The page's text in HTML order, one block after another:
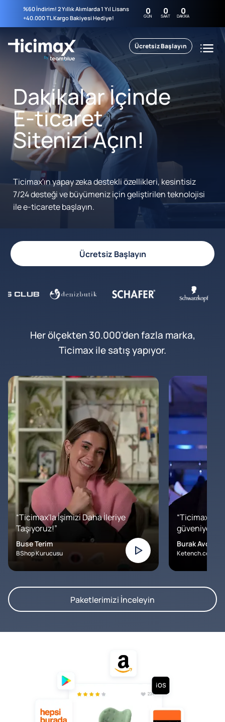
%60 İndirim! 2 Yıllık Alımlarda 1 Yıl Lisans
+40.000 TL Kargo Bakiyesi Hediye!
0
GÜN 0
SAAT 0
DAKIKA
Ücretsiz Başlayın
Dakikalar İçinde
E-ticaret
Sitenizi Açın!
Ticimax'ın yapay zeka destekli özellikleri, kesintisiz
7/24 desteği ve büyümeniz için geliştirilen teknolojisi
ile e-ticarete başlayın.
Ücretsiz Başlayın
Her ölçekten 30.000'den fazla marka,
Ticimax ile satış yapıyor.
“Ticimax'la İşimizi Daha İleriye
Taşıyoruz!”
Buse Terim
BShop Kurucusu
“Ticimax'a
Burak Avcılar
Ketench.com –
Paketlerimizi İnceleyin